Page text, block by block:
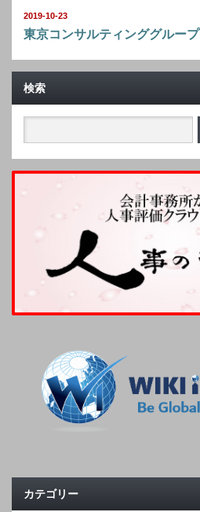
2019-10-23
東京コンサルティンググループ
検索
カテゴリー